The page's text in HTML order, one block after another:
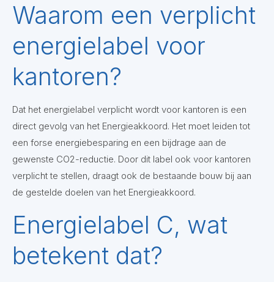
Waarom een verplicht
energielabel voor
kantoren?
Dat het energielabel verplicht wordt voor kantoren is een
direct gevolg van het Energieakkoord. Het moet leiden tot
een forse energiebesparing en een bijdrage aan de
gewenste CO2-reductie. Door dit label ook voor kantoren
verplicht te stellen, draagt ook de bestaande bouw bij aan
de gestelde doelen van het Energieakkoord.
Energielabel C, wat
betekent dat?